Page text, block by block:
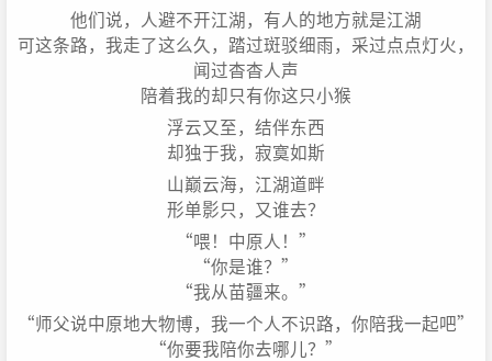
他们说，人避不开江湖，有人的地方就是江湖
可这条路，我走了这么久，踏过斑驳细雨，采过点点灯火，
闻过杳杳人声
陪着我的却只有你这只小猴
浮云又至，结伴东西
却独于我，寂寞如斯
山巅云海，江湖道畔
形单影只，又谁去？
“喂！中原人！”
“你是谁？”
“我从苗疆来。”
“师父说中原地大物博，我一个人不识路，你陪我一起吧”
“你要我陪你去哪儿？”